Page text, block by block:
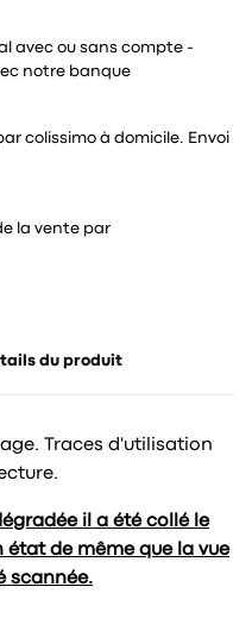
avec ou sans compte -
notre banque
colissimo à domicile. Envoi
la vente par
du produit
Traces d'utilisation
il a été collé le
état de même que la vue
scannée.